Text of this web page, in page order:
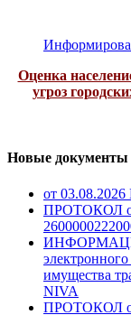
Оценка
угроз
Новые документы
от
ПРОТОКОЛ о
имущества
NIVA
ПРОТОКОЛ о